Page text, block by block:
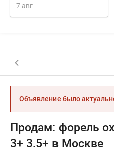
7 авг
Назад к списку объявлений
Объявление было
Продам: форель
3+ 3.5+ в Москве